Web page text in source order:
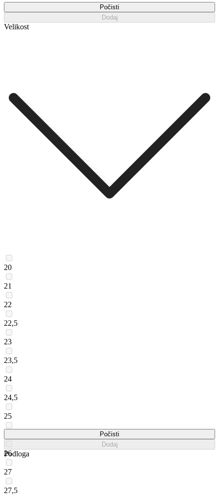
Počisti
Dodaj
Velikost
20
21
22
22,5
23
23,5
24
24,5
25
26
27
27,5
Počisti
Dodaj
Podloga